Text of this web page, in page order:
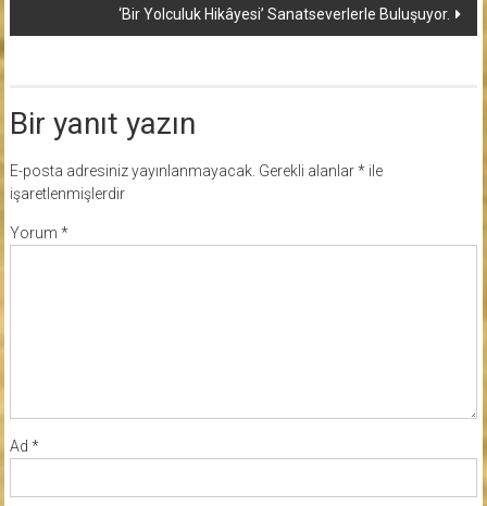
‘Bir Yolculuk Hikâyesi’ Sanatseverlerle Buluşuyor.
Bir yanıt yazın
E-posta adresiniz yayınlanmayacak. Gerekli alanlar*ile
işaretlenmişlerdir
Yorum *
Ad *